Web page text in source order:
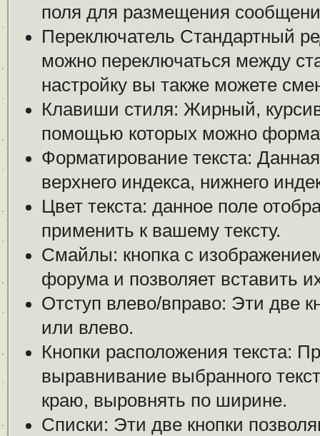
поля для размещения
Переключатель Стандартный
можно переключаться между
настройку вы также можете
Клавиши стиля: Жирный,
помощью которых можно
Форматирование текста:
верхнего индекса, нижнего
Цвет текста: данное поле
применить к вашему тексту.
Смайлы: кнопка с
форума и позволяет вставить
Отступ влево/вправо: Эти две
или влево.
Кнопки расположения текста:
выравнивание выбранного
краю, выровнять по ширине.
Списки: Эти две кнопки